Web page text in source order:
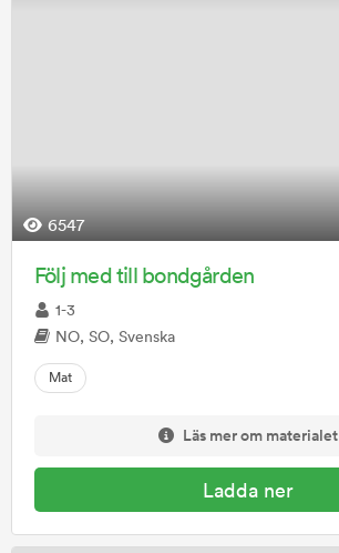
6547
Följ med till bondgården
1-3
NO, SO, Svenska
Mat
Läs mer om materialet
Ladda ner